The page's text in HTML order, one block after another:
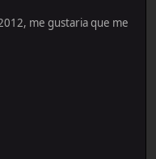
me gustaria que me